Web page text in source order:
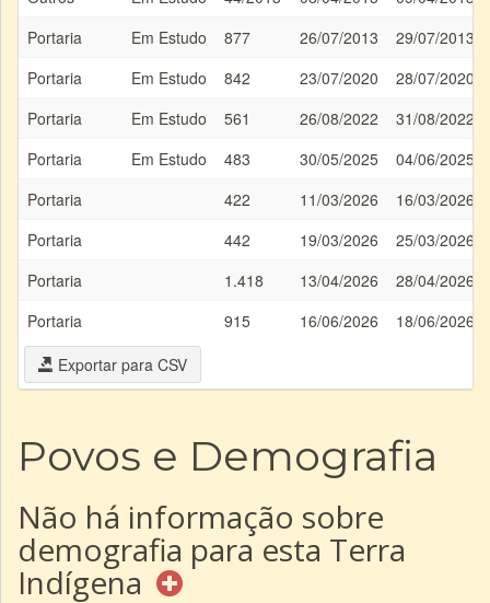
Portaria
Em Estudo 877 26/07/2013
29/07/2013
Portaria
Em Estudo 842 23/07/2020
28/07/2020
Portaria
Em Estudo 561 26/08/2022
31/08/2022
Portaria
Em Estudo 483 30/05/2025
04/06/2025
Portaria
422 11/03/2026
16/03/2026
Portaria
442 19/03/2026
25/03/2026
Portaria
1.418 13/04/2026
28/04/2026
Portaria
915 16/06/2026
18/06/2026
Exportar para CSV
Povos e Demografia
Não há informação sobre
demografia para esta Terra
Indígena